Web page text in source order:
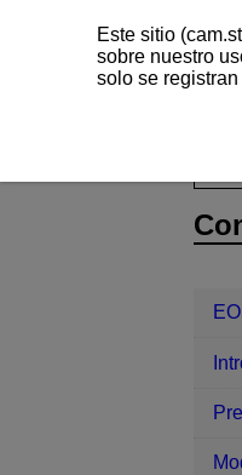
Este sitio
sobre nuestro
solo se